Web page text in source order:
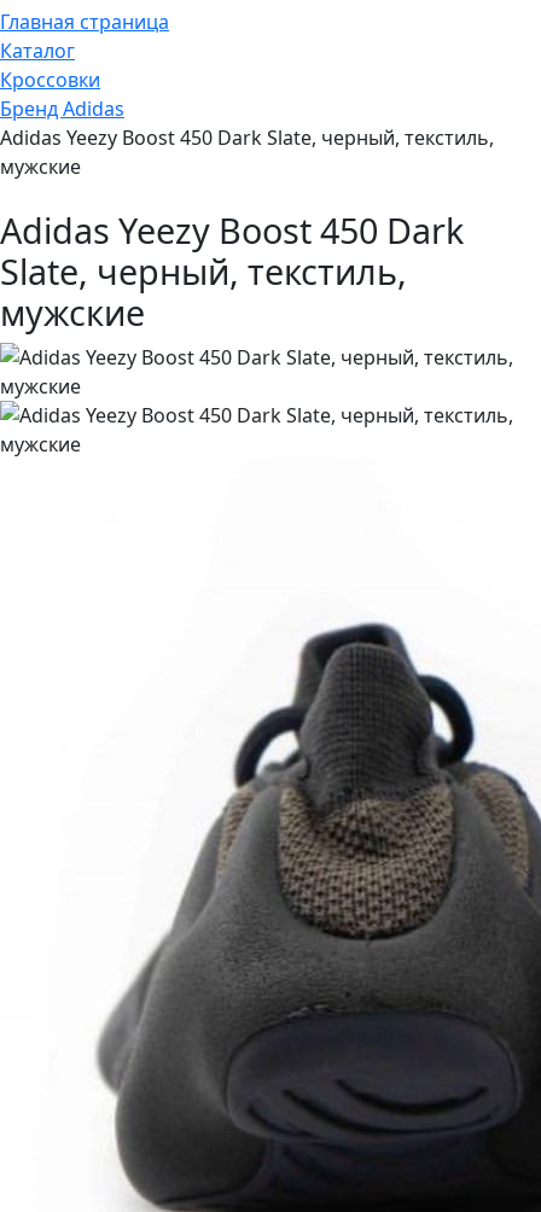
Главная страница
Каталог
Кроссовки
Бренд Adidas
Adidas Yeezy Boost 450 Dark Slate, черный, текстиль,
мужские
Adidas Yeezy Boost 450 Dark
Slate, черный, текстиль,
мужские